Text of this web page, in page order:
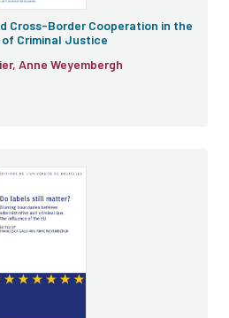
Cross-Border Cooperation in the
of Criminal Justice
Anne Weyembergh